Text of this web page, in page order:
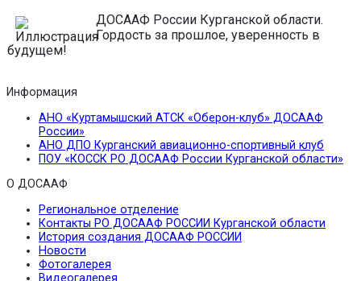
ДОСААФ России Курганской области.
Гордость за прошлое, уверенность в
будущем!
Информация
АНО «Куртамышский АТСК «Оберон-клуб» ДОСААФ
России»
АНО ДПО Курганский авиационно-спортивный клуб
ПОУ «КОССК РО ДОСААФ России Курганской области»
О ДОСААФ
Региональное отделение
Контакты РО ДОСААФ РОССИИ Курганской области
История создания ДОСААФ РОССИИ
Новости
Фотогалерея
Видеогалерея